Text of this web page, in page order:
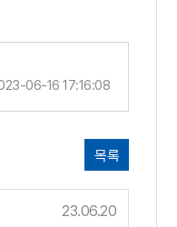
06-16 17:16:08
목록
23.06.20